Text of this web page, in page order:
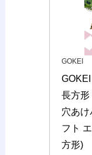
GOKEI
長方形
穴あけ
フト
方形)